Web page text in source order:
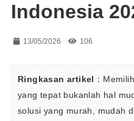
Indonesia
13/05/2026 106
Ringkasan artikel ：
yang tepat bukanlah hal
solusi yang murah, mudah